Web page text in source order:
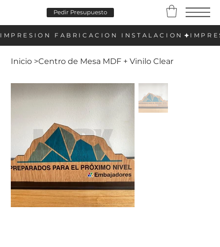
Pedir Presupuesto
Inicio >Centro de Mesa MDF + Vinilo Clear